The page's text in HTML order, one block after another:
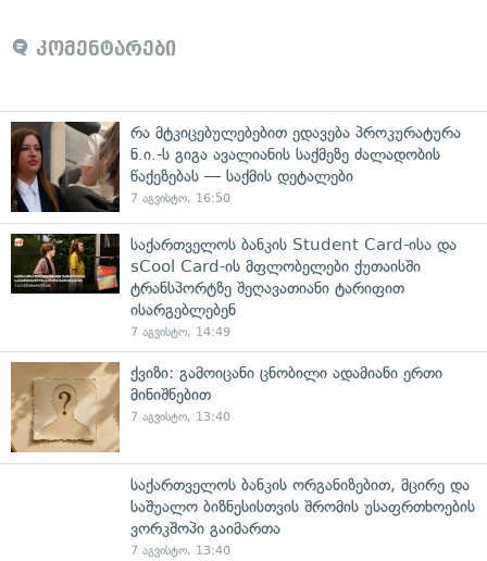
კომენტარები
რა მტკიცებულებებით ედავება პროკურატურა
ნ.ი.-ს გიგა ავალიანის საქმეზე ძალადობის
წაქეზებას — საქმის დეტალები
7 აგვისტო, 16:50
საქართველოს ბანკის Student Card-ისა და
sCool Card-ის მფლობელები ქუთაისში
ტრანსპორტზე შეღავათიანი ტარიფით
ისარგებლებენ
7 აგვისტო, 14:49
ქვიზი: გამოიცანი ცნობილი ადამიანი ერთი
მინიშნებით
7 აგვისტო, 13:40
საქართველოს ბანკის ორგანიზებით, მცირე და
საშუალო ბიზნესისთვის შრომის უსაფრთხოების
ვორკშოპი გაიმართა
7 აგვისტო, 13:40